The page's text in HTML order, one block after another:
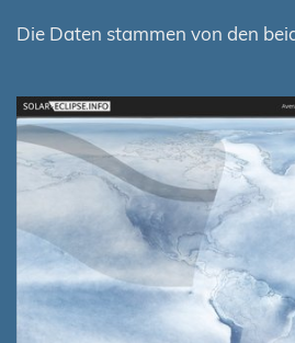
Die Daten stammen von den